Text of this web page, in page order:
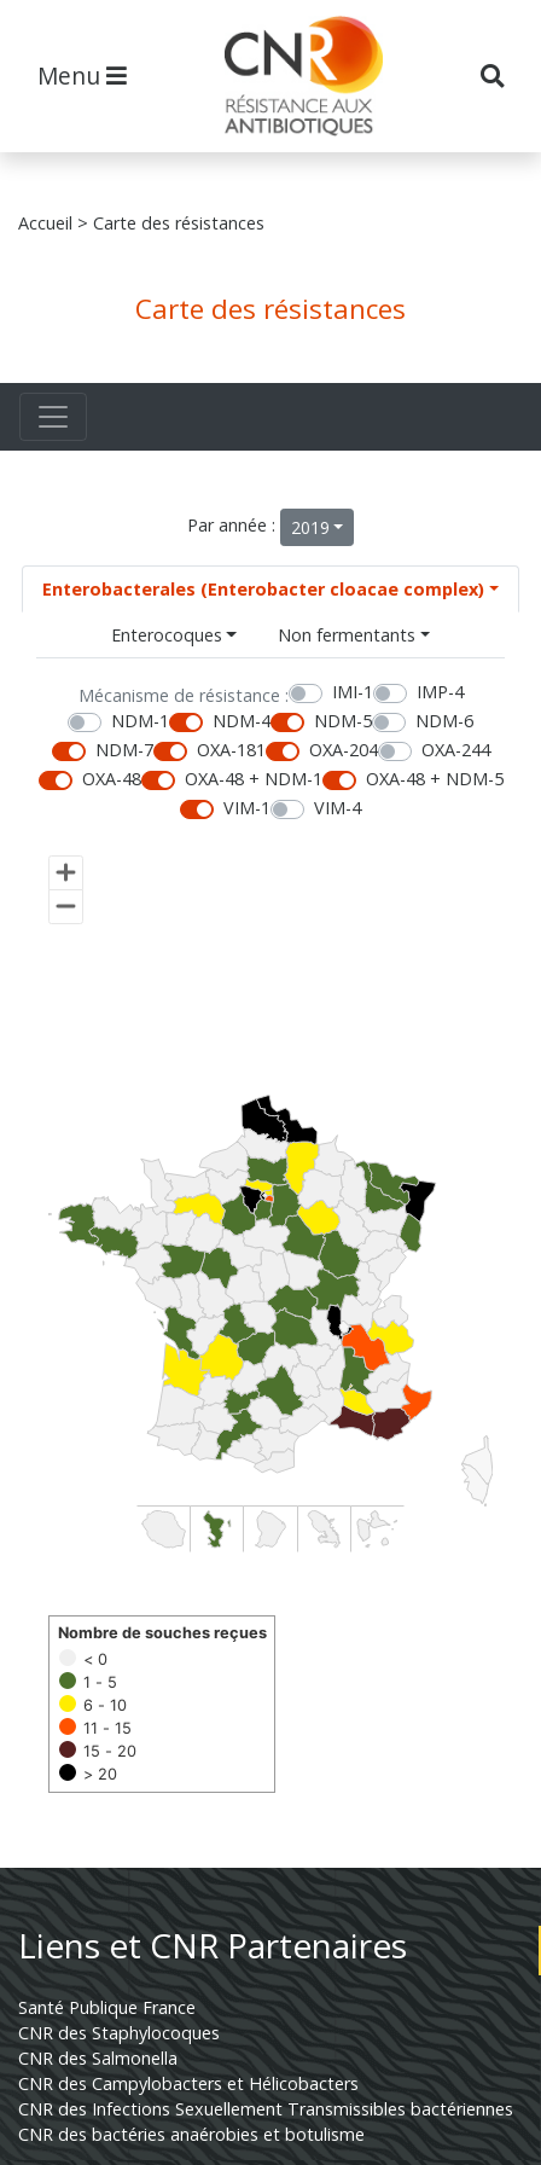
Menu
Accueil > Carte des résistances
Carte des résistances
Par année : 2019
Enterobacterales (Enterobacter cloacae complex)
Enterocoques
Non fermentants
Mécanisme de résistance : IMI-1
IMP-4
NDM-1
NDM-4 NDM-5
NDM-6
NDM-7
OXA-181 OXA-204
OXA-244
OXA-48
OXA-48 + NDM-1
OXA-48 + NDM-5
VIM-1
VIM-4
< 0
1 - 5
6 - 10
11 - 15
15 - 20
> 20
Nombre de souches reçues
Liens et CNR Partenaires
Santé Publique France
CNR des Staphylocoques
CNR des Salmonella
CNR des Campylobacters et Hélicobacters
CNR des Infections Sexuellement Transmissibles bactériennes
CNR des bactéries anaérobies et botulisme